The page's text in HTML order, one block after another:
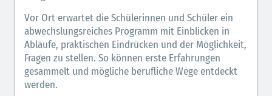
Vor Ort erwartet die Schülerinnen und Schüler ein
abwechslungsreiches Programm mit Einblicken in
Abläufe, praktischen Eindrücken und der Möglichkeit,
Fragen zu stellen. So können erste Erfahrungen
gesammelt und mögliche berufliche Wege entdeckt
werden.